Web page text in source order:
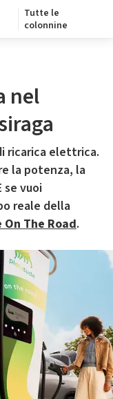
Tutte le
colonnine
nel
ricarica elettrica.
la potenza, la
se vuoi
reale della
The Road.